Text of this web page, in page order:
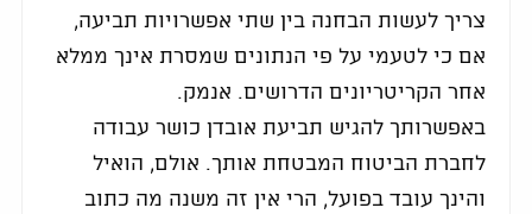
צריך לעשות הבחנה בין שתי אפשרויות תביעה,
אם כי לטעמי על פי הנתונים שמסרת אינך ממלא
אחר הקריטריונים הדרושים. אנמק.
באפשרותך להגיש תביעת אובדן כושר עבודה
לחברת הביטוח המבטחת אותך. אולם, הואיל
והינך עובד בפועל, הרי אין זה משנה מה כתוב